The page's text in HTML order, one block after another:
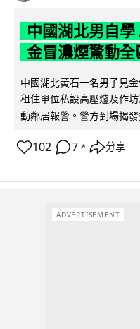
中國湖北男自
金冒濃煙驚動全
中國湖北黃石一名男子見
租住單位私設高壓爐及作
動鄰居報警。警方到場揭
102 7 ↗ 分享
ADVERTISEMENT